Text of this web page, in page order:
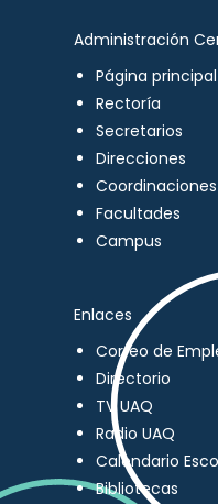
Administración
Página principal
Rectoría
Secretarios
Direcciones
Coordinaciones
Facultades
Campus
Enlaces
Correo de
Directorio
TV UAQ
Radio UAQ
Calendario
Bibliotecas